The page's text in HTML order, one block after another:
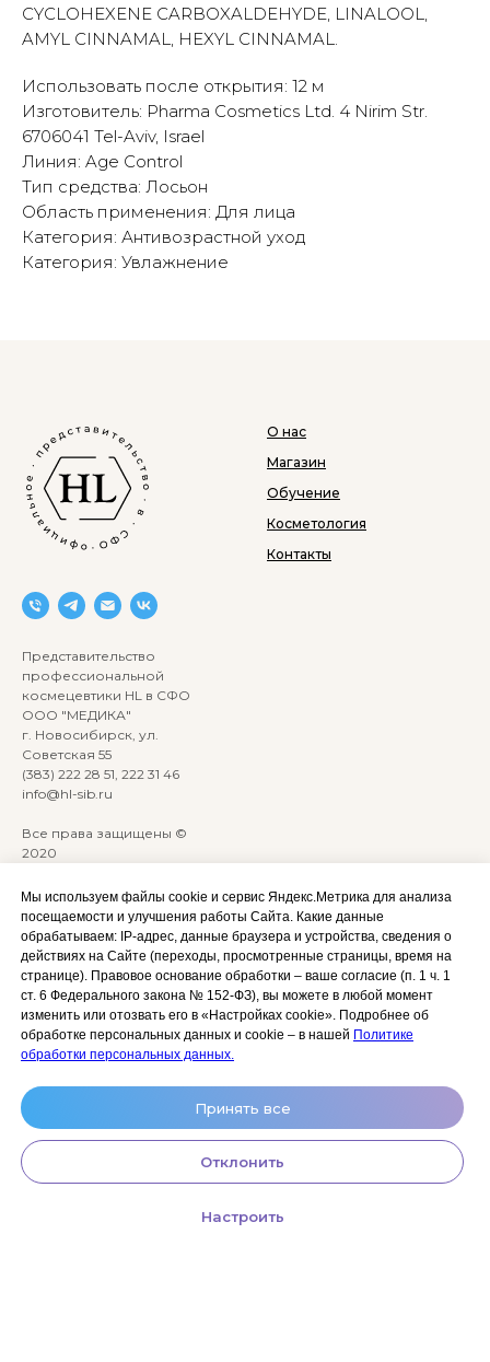
Мы используем файлы cookie и сервис Яндекс.Метрика для анализа
посещаемости и улучшения работы Сайта. Какие данные
обрабатываем: IP‑адрес, данные браузера и устройства, сведения о
действиях на Сайте (переходы, просмотренные страницы, время на
странице). Правовое основание обработки – ваше согласие (п. 1 ч. 1
ст. 6 Федерального закона № 152‑ФЗ), вы можете в любой момент
изменить или отозвать его в «Настройках cookie». Подробнее об
обработке персональных данных и cookie – в нашей Политике
обработки персональных данных.
Принять все
Отклонить
Настроить
CYCLOHEXENE CARBOXALDEHYDE, LINALOOL,
AMYL CINNAMAL, HEXYL CINNAMAL.
Использовать после открытия: 12 м
Изготовитель: Pharma Cosmetics Ltd. 4 Nirim Str.
6706041 Tel-Aviv, Israel
Линия: Age Control
Тип средства: Лосьон
Область применения: Для лица
Категория: Антивозрастной уход
Категория: Увлажнение
Представительство
профессиональной
космецевтики HL в СФО
ООО "МЕДИКА"
г. Новосибирск, ул.
Советская 55
(383) 222 28 51, 222 31 46
info@hl-sib.ru
Все права защищены ©
2020
ANKRYONK
О нас
Магазин
Обучение
Косметология
Контакты
Акции и скидки
Оплата, доставка и возврат
Сотрудничество
Личный кабинет (Обучение)
Политика
конфиденциальности
Согласие на обработку
персональных данных
космецевтики